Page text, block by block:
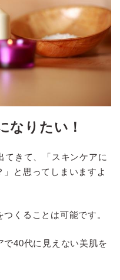
なりたい！
てきて、「スキンケアに
と思ってしまいますよ
くることは可能です。
で40代に見えない美肌を